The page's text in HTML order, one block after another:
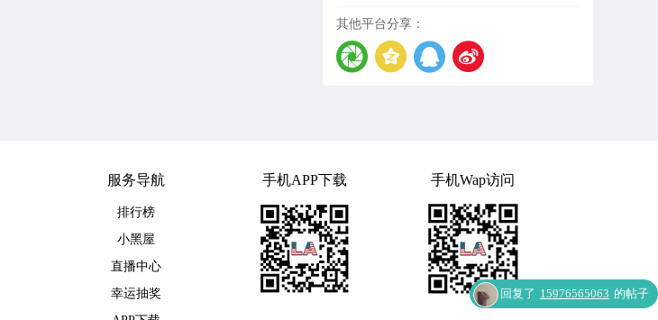
其他平台分享：
服务导航
排行榜
小黑屋
直播中心
幸运抽奖
手机APP下载 手机Wap访问
回复了
回复了 15976565063 的帖子